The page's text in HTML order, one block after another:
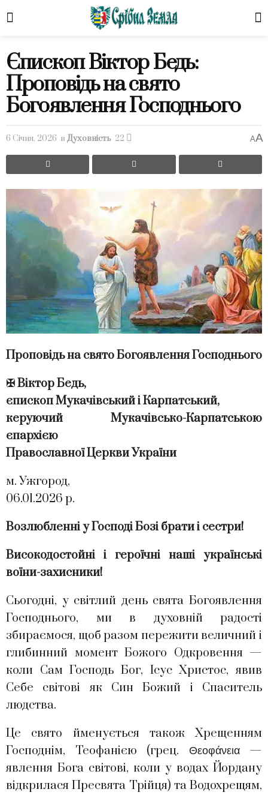
Єпископ Віктор Бедь:
Проповідь на свято
Богоявлення Господнього
6 Січня, 2026 в Духовність 22 AA
Проповідь на свято Богоявлення Господнього
✠ Віктор Бедь,
єпископ Мукачівський і Карпатський,
керуючий Мукачівсько-Карпатською
єпархією
Православної Церкви України
м. Ужгород,
06.01.2026 р.
Возлюбленні у Господі Бозі брати і сестри!
Високодостойні і героїчні наші українські
воїни-захисники!
Сьогодні, у світлий день свята Богоявлення
Господнього, ми в духовній радості
збираємося, щоб разом пережити величний і
глибинний момент Божого Одкровення —
коли Сам Господь Бог, Ісус Христос, явив
Себе світові як Син Божий і Спаситель
людства.
Це свято йменується також Хрещенням
Господнім, Теофанією (грец. Θεοφάνεια —
явлення Бога світові, коли у водах Йордану
відкрилася Пресвята Трійця) та Водохрещям,